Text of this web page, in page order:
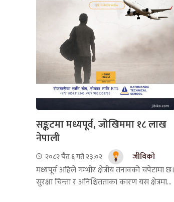
सङ्कटमा मध्यपूर्व, जोखिममा १८ लाख
नेपाली
२०८२ चैत ६ गते २३:०२
जीविको
मध्यपूर्व अहिले गम्भीर क्षेत्रीय तनावको चपेटामा छ।
सुरक्षा चिन्ता र अनिश्चितताका कारण यस क्षेत्रमा...